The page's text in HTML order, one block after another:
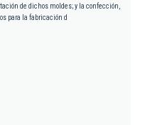
de dichos moldes; y la confección,
para la fabricación d